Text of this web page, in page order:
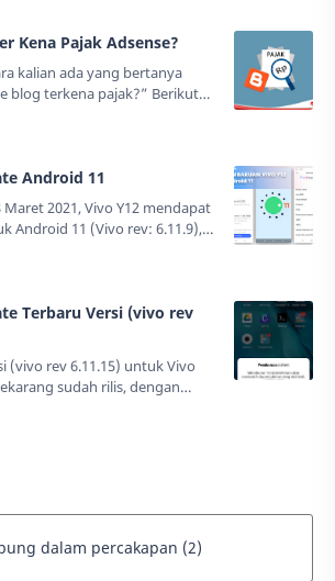
Kena Pajak Adsense?
kalian ada yang bertanya
blog terkena pajak?” Berikut
saya
undang-undang
Android 11
2021, Vivo Y12 mendapat
Android 11 (Vivo rev: 6.11.9),
peluncuran awal Vivo
Android 9(…
Terbaru Versi (vivo rev
(vivo rev 6.11.15) untuk Vivo
sudah rilis, dengan
update tersebut baru
pada tanggal 0…
dalam percakapan (2)